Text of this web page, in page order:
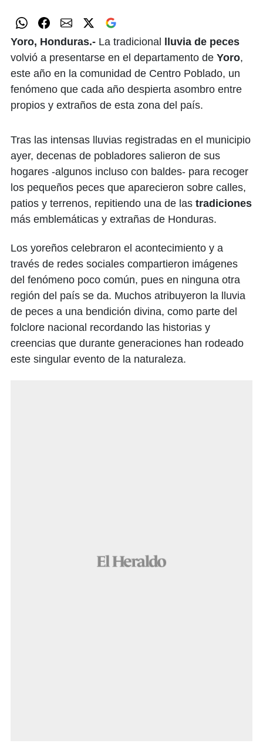
Yoro, Honduras.- La tradicional
lluvia de peces
volvió a presentarse en el departamento de Yoro,
este año en la comunidad de Centro Poblado, un
fenómeno que cada año despierta asombro entre
propios y extraños de esta zona del país.
Tras las intensas lluvias registradas en el municipio
ayer, decenas de pobladores salieron de sus
hogares -algunos incluso con baldes- para recoger
los pequeños peces que aparecieron sobre calles,
patios y terrenos, repitiendo una de las tradiciones
más emblemáticas y extrañas de Honduras.
Los yoreños celebraron el acontecimiento y a
través de redes sociales compartieron imágenes
del fenómeno poco común, pues en ninguna otra
región del país se da. Muchos atribuyeron la lluvia
de peces a una bendición divina, como parte del
folclore nacional recordando las historias y
creencias que durante generaciones han rodeado
este singular evento de la naturaleza.